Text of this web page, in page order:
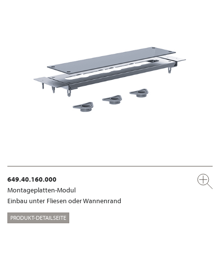
649.40.160.000
Montageplatten-Modul
Einbau unter Fliesen oder Wannenrand
PRODUKT-DETAILSEITE